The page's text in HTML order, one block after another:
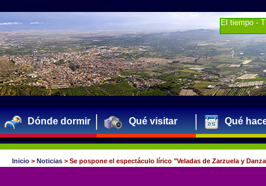
El tiempo -
Dónde dormir Qué visitar Qué
Inicio > Noticias > Se pospone el espectáculo lírico "Veladas de Zarzuela y